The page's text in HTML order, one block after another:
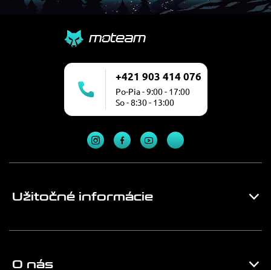
+421 903 414 076
Po-Pia - 9:00 - 17:00
So - 8:30 - 13:00
Užitočné informácie
O nás